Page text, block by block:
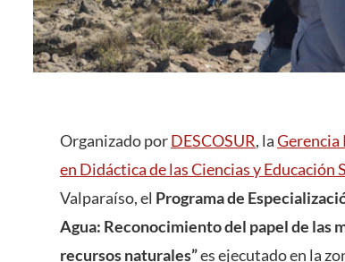
Organizado porDESCOSUR, laGerencia
en Didáctica de las Ciencias y Educación
Valparaíso, el Programa de
Agua: Reconocimiento del papel de las
recursos naturales”es ejecutado en la